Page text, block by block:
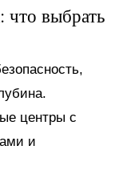
что выбрать
центры с
и